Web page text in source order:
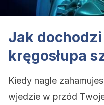
Jak
kręgosłupa
Kiedy nagle
wjedzie w przód